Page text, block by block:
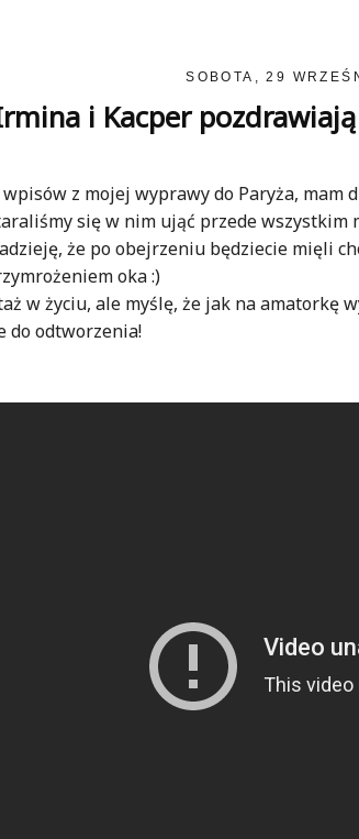
SOBOTA, 29
i Kacper
z mojej wyprawy do Paryża, mam
się w nim ująć przede
że po obejrzeniu będziecie mięli
oka :)
w życiu, ale myślę, że jak na amatorkę
do odtworzenia!